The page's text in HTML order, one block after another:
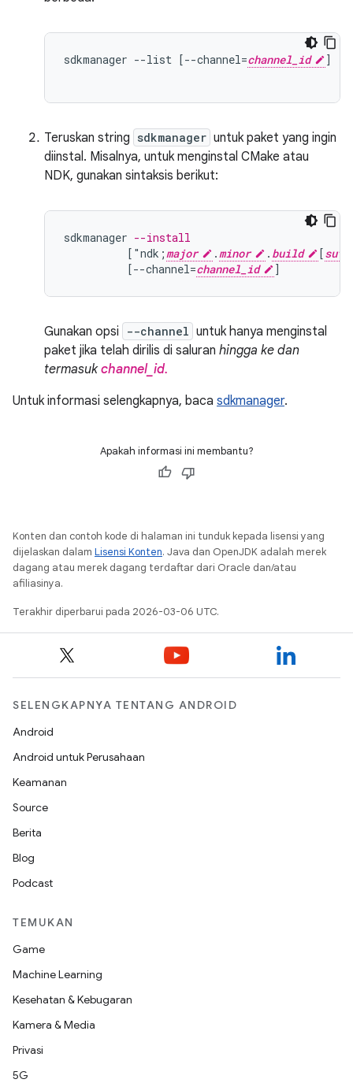
sdkmanager --list [--channel=channel_id
]  //
Teruskan string sdkmanager untuk paket yang ingin
diinstal. Misalnya, untuk menginstal CMake atau
NDK, gunakan sintaksis berikut:
sdkmanager --install
[ "ndk;major .minor . build [
[--channel=channel_id ]
Gunakan opsi --channel untuk hanya menginstal
paket jika telah dirilis di saluran hingga ke dan
termasuk channel_id.
Untuk informasi selengkapnya, baca sdkmanager.
Apakah informasi ini membantu?
Konten dan contoh kode di halaman ini tunduk kepada lisensi yang
dijelaskan dalam Lisensi Konten. Java dan OpenJDK adalah merek
dagang atau merek dagang terdaftar dari Oracle dan/atau
afiliasinya.
Terakhir diperbarui pada 2026-03-06 UTC.
SELENGKAPNYA TENTANG ANDROID
Android
Android untuk Perusahaan
Keamanan
Source
Berita
Blog
Podcast
TEMUKAN
Game
Machine Learning
Kesehatan & Kebugaran
Kamera & Media
Privasi
5G